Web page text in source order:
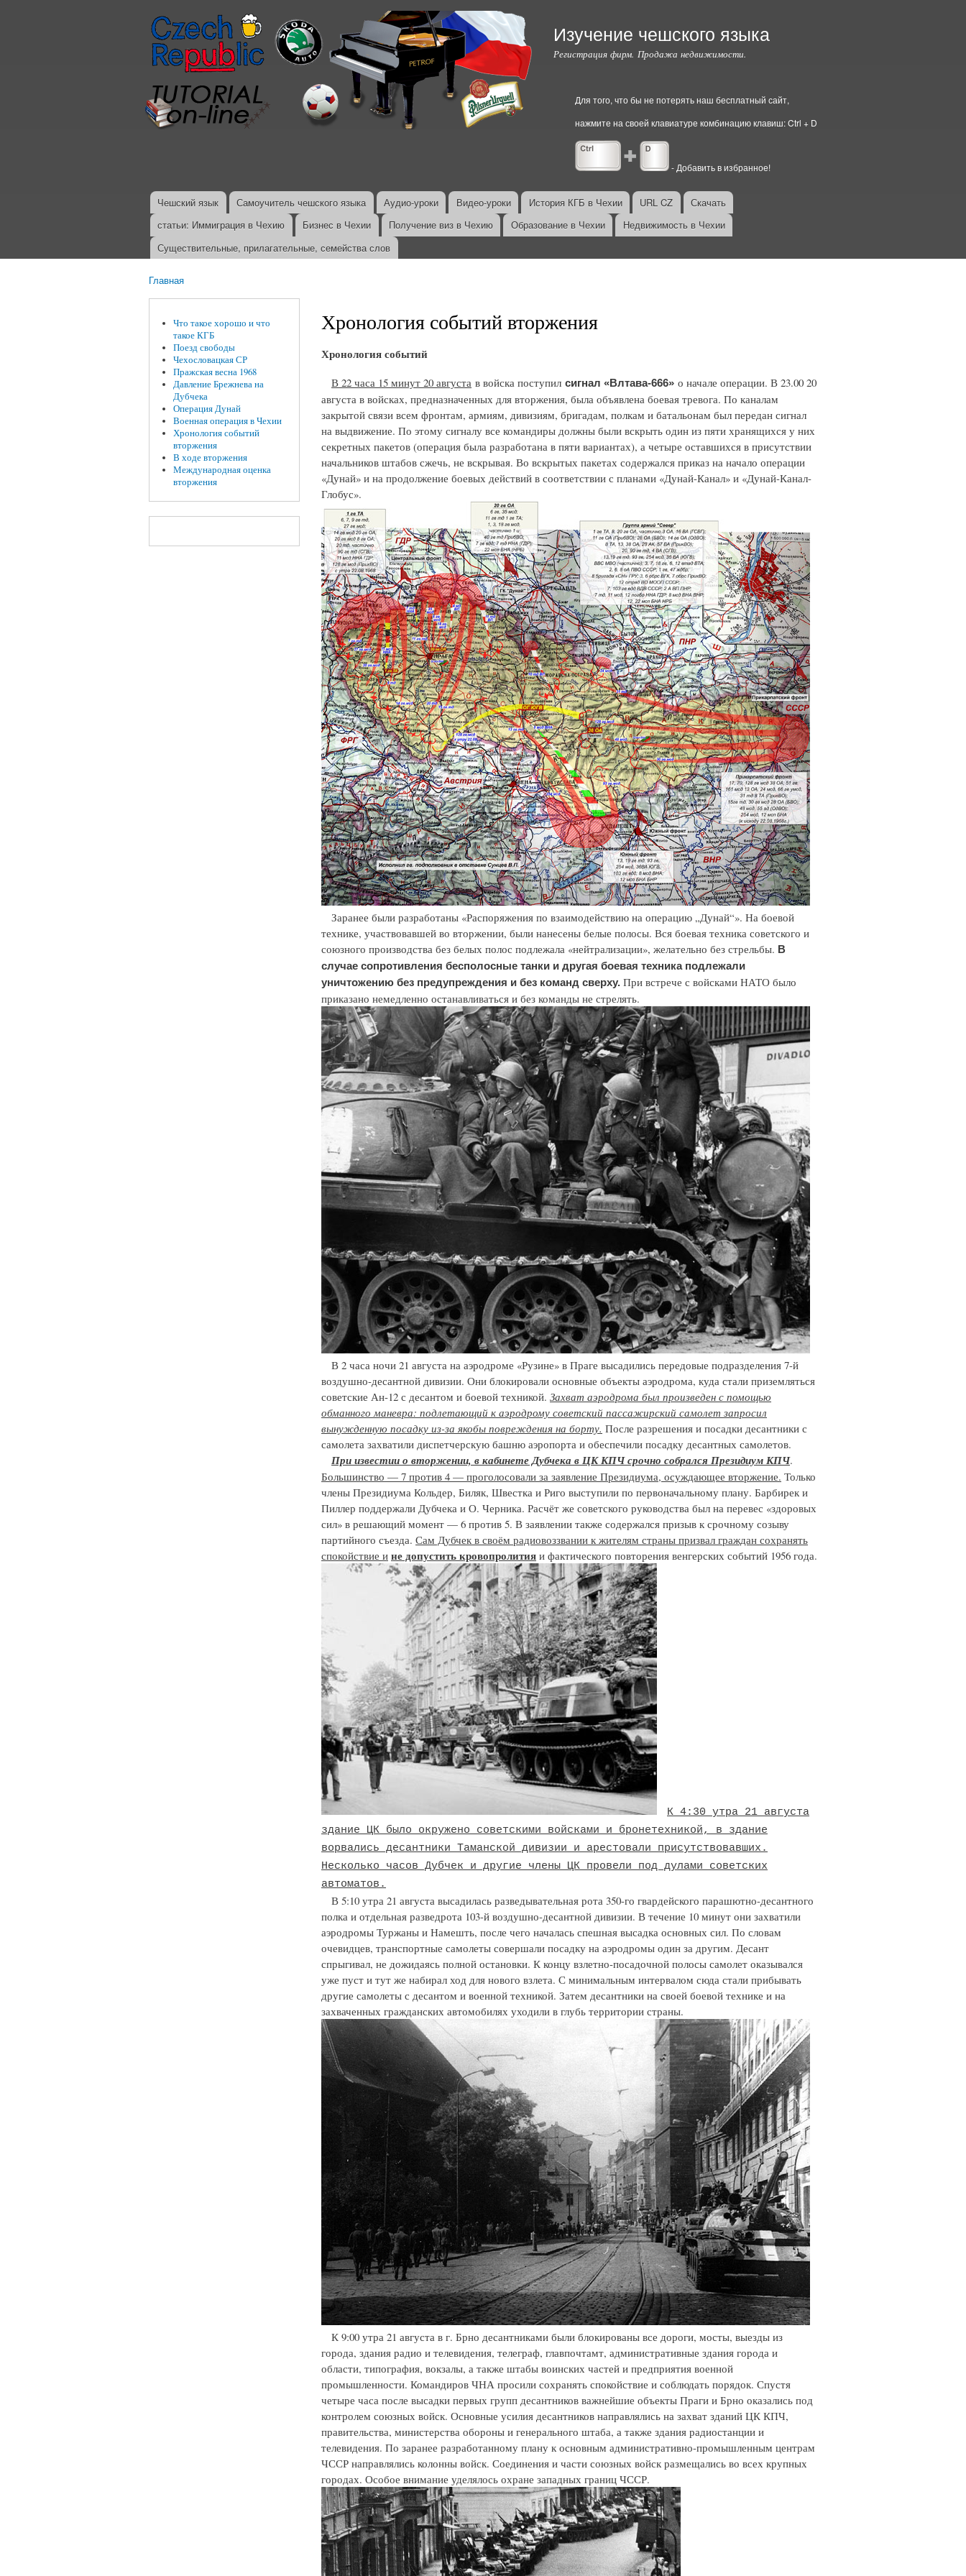
Перейти к
основному
содержанию
Изучение чешского языка
Регистрация фирм. Продажа недвижимости.
Для того, что бы не потерять наш бесплатный сайт,
нажмите на своей клавиатуре комбинацию клавиш: Ctrl + D
- Добавить в избранное!
Главное меню
Чешский язык Самоучитель чешского языка Аудио-уроки Видео-уроки История КГБ в Чехии URL CZ
Скачать
статьи: Иммиграция в Чехию
Бизнес в Чехии Получение виз в Чехию Образование в Чехии
Недвижимость в Чехии
Существительные, прилагательные, семейства слов
Главная
Что такое хорошо и что
такое КГБ
Поезд свободы
Чехословацкая СР
Пражская весна 1968
Давление Брежнева на
Дубчека
Операция Дунай
Военная операция в Чехии
Хронология событий
вторжения
В ходе вторжения
Международная оценка
вторжения
Хронология событий вторжения
Хронология событий
В 22 часа 15 минут 20 августа в войска поступил сигнал «Влтава-666» о начале операции. В 23.00 20
августа в войсках, предназначенных для вторжения, была объявлена боевая тревога. По каналам
закрытой связи всем фронтам, армиям, дивизиям, бригадам, полкам и батальонам был передан сигнал
на выдвижение. По этому сигналу все командиры должны были вскрыть один из пяти хранящихся у них
секретных пакетов (операция была разработана в пяти вариантах), а четыре оставшихся в присутствии
начальников штабов сжечь, не вскрывая. Во вскрытых пакетах содержался приказ на начало операции
«Дунай» и на продолжение боевых действий в соответствии с планами «Дунай-Канал» и «Дунай-Канал-
Глобус».
Заранее были разработаны «Распоряжения по взаимодействию на операцию „Дунай“». На боевой
технике, участвовавшей во вторжении, были нанесены белые полосы. Вся боевая техника советского и
союзного производства без белых полос подлежала «нейтрализации», желательно без стрельбы. В
случае сопротивления бесполосные танки и другая боевая техника подлежали
уничтожению без предупреждения и без команд сверху. При встрече с войсками НАТО было
приказано немедленно останавливаться и без команды не стрелять.
В 2 часа ночи 21 августа на аэродроме «Рузине» в Праге высадились передовые подразделения 7-й
воздушно-десантной дивизии. Они блокировали основные объекты аэродрома, куда стали приземляться
советские Ан-12 с десантом и боевой техникой. Захват аэродрома был произведен с помощью
обманного маневра: подлетающий к аэродрому советский пассажирский самолет запросил
вынужденную посадку из-за якобы повреждения на борту. После разрешения и посадки десантники с
самолета захватили диспетчерскую башню аэропорта и обеспечили посадку десантных самолетов.
При известии о вторжении, в кабинете Дубчека в ЦК КПЧ срочно собрался Президиум КПЧ.
Большинство — 7 против 4 — проголосовали за заявление Президиума, осуждающее вторжение. Только
члены Президиума Кольдер, Биляк, Швестка и Риго выступили по первоначальному плану. Барбирек и
Пиллер поддержали Дубчека и О. Черника. Расчёт же советского руководства был на перевес «здоровых
сил» в решающий момент — 6 против 5. В заявлении также содержался призыв к срочному созыву
партийного съезда. Сам Дубчек в своём радиовоззвании к жителям страны призвал граждан сохранять
спокойствие и не допустить кровопролития и фактического повторения венгерских событий 1956 года.
К 4:30 утра 21 августа
здание ЦК было окружено советскими войсками и бронетехникой, в здание
ворвались десантники Таманской дивизии и арестовали присутствовавших.
Несколько часов Дубчек и другие члены ЦК провели под дулами советских
автоматов.
В 5:10 утра 21 августа высадилась разведывательная рота 350-го гвардейского парашютно-десантного
полка и отдельная разведрота 103-й воздушно-десантной дивизии. В течение 10 минут они захватили
аэродромы Туржаны и Намешть, после чего началась спешная высадка основных сил. По словам
очевидцев, транспортные самолеты совершали посадку на аэродромы один за другим. Десант
спрыгивал, не дожидаясь полной остановки. К концу взлетно-посадочной полосы самолет оказывался
уже пуст и тут же набирал ход для нового взлета. С минимальным интервалом сюда стали прибывать
другие самолеты с десантом и военной техникой. Затем десантники на своей боевой технике и на
захваченных гражданских автомобилях уходили в глубь территории страны.
К 9:00 утра 21 августа в г. Брно десантниками были блокированы все дороги, мосты, выезды из
города, здания радио и телевидения, телеграф, главпочтамт, административные здания города и
области, типография, вокзалы, а также штабы воинских частей и предприятия военной
промышленности. Командиров ЧНА просили сохранять спокойствие и соблюдать порядок. Спустя
четыре часа после высадки первых групп десантников важнейшие объекты Праги и Брно оказались под
контролем союзных войск. Основные усилия десантников направлялись на захват зданий ЦК КПЧ,
правительства, министерства обороны и генерального штаба, а также здания радиостанции и
телевидения. По заранее разработанному плану к основным административно-промышленным центрам
ЧССР направлялись колонны войск. Соединения и части союзных войск размещались во всех крупных
городах. Особое внимание уделялось охране западных границ ЧССР.